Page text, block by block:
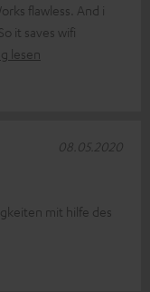
flawless. And i
it saves wifi
lesen
mit hilfe des
08.05.2020